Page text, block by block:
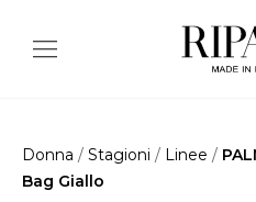
Donna / Stagioni / Linee /
Bag Giallo